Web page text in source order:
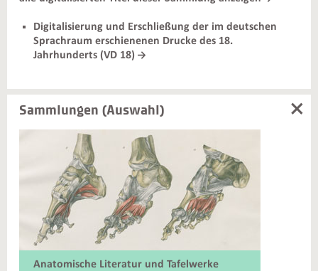
Digitalisierung und Erschließung der im deutschen
Sprachraum erschienenen Drucke des 18.
Jahrhunderts (VD 18)
Sammlungen (Auswahl)
Anatomische Literatur und Tafelwerke